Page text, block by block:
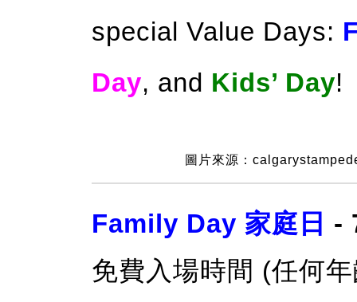
special Value Days:
Day, and Kids’ Day!
圖片來源：
Family Day 家庭日 -
免費入場時間 (任何